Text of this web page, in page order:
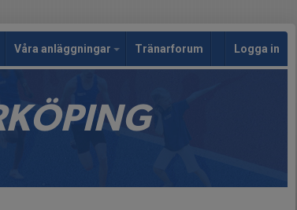
Våra anläggningar Tränarforum Logga in